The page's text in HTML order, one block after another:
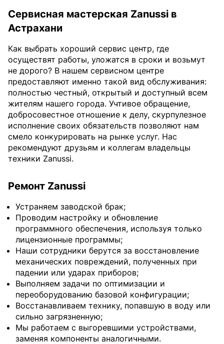
Сервисная мастерская Zanussi в
Астрахани
Как выбрать хороший сервис центр, где
осуществят работы, уложатся в сроки и возьмут
не дорого? В нашем сервисном центре
предоставляют именно такой вид обслуживания:
полностью честный, открытый и доступный всем
жителям нашего города. Учтивое обращение,
добросовестное отношение к делу, скурпулезное
исполнение своих обязательств позволяют нам
смело конкурировать на рынке услуг. Нас
рекомендуют друзьям и коллегам владельцы
техники Zanussi.
Ремонт Zanussi
Устраняем заводской брак;
Проводим настройку и обновление
программного обеспечения, используя только
лицензионные программы;
Наши сотрудники берутся за восстановление
механических повреждений, полученных при
падении или ударах приборов;
Выполняем задачи по оптимизации и
переоборудованию базовой конфигурации;
Восстанавливаем технику, попавшую в воду или
сильно загрязненную;
Мы работаем с выгоревшими устройствами,
заменяя компоненты аналогичными.